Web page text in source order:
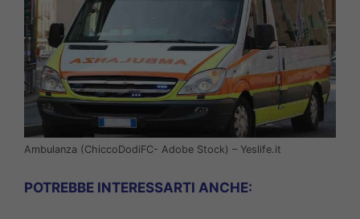
Ambulanza (ChiccoDodiFC- Adobe Stock) – Yeslife.it
POTREBBE INTERESSARTI ANCHE: